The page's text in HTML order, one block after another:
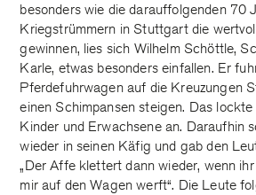
besonders wie die darauffolgenden 70
Kriegstrümmern in Stuttgart die
gewinnen, lies sich Wilhelm Schöttle,
Karle, etwas besonders einfallen. Er
Pferdefuhrwagen auf die Kreuzungen
einen Schimpansen steigen. Das
Kinder und Erwachsene an. Daraufhin
wieder in seinen Käfig und gab den
„Der Affe klettert dann wieder, wenn
mir auf den Wagen werft“. Die Leute